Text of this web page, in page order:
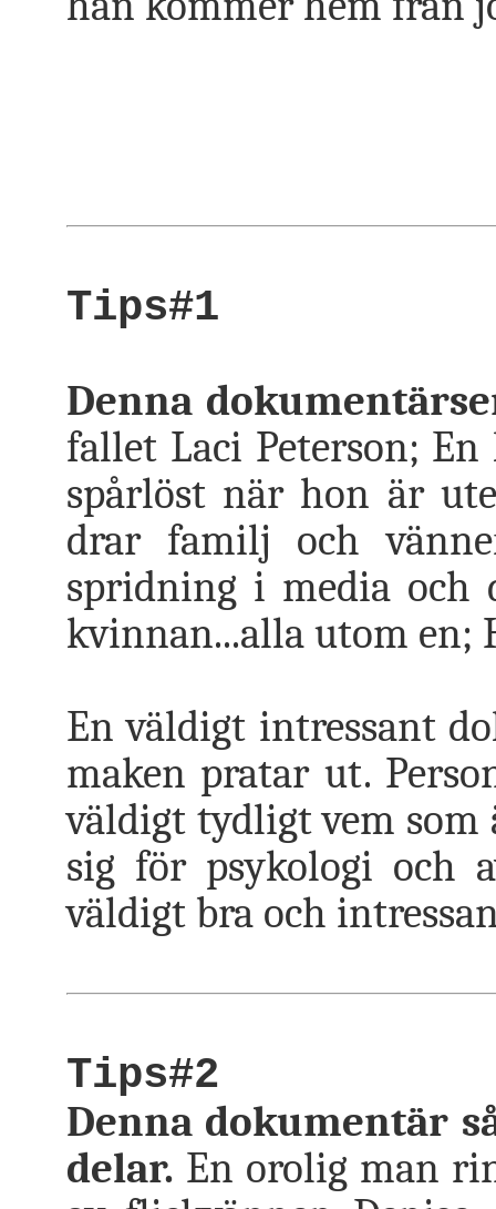
Tips#1
Denna
fallet Laci Peterson;
spårlöst när hon är
drar familj och
spridning i media och
kvinnan...alla utom en;
En väldigt intressant
maken pratar ut.
väldigt tydligt vem
sig för psykologi och
väldigt bra och
Tips#2
Denna dokumentär
delar. En orolig man